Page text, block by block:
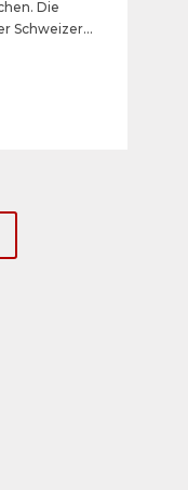
Die
Schweizer